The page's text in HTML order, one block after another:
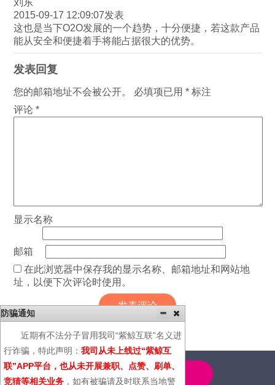
刘东
2015-09-17 12:09:07发表
这也是当下O2O发展的一个趋势，十分便捷，若这款产品
能从安全和便捷着手将能占据很大的优势。
发表回复
您的邮箱地址不会被公开。 必填项已用* 标注
评论*
显示名称
邮箱
在此浏览器中保存我的显示名称、邮箱地址和网站地
址，以便下次评论时使用。
4000-600-366
防骗通知
近期有不法分子冒用我司“紫鲸互联”名义进
行诈骗，特此声明： 我司从未上线过“紫鲸互
联”APP平台，也从未开展兼职、点赞、刷单、
竞猜等相关业务 ，如有被骗请及时联系当地警